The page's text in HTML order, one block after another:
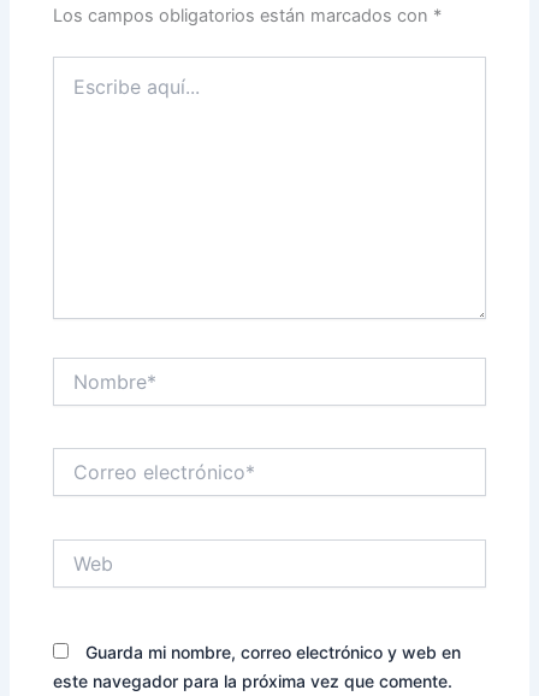
Los campos obligatorios están marcados con *
aquí...
electrónico*
Guarda mi nombre, correo electrónico y web en
este navegador para la próxima vez que comente.